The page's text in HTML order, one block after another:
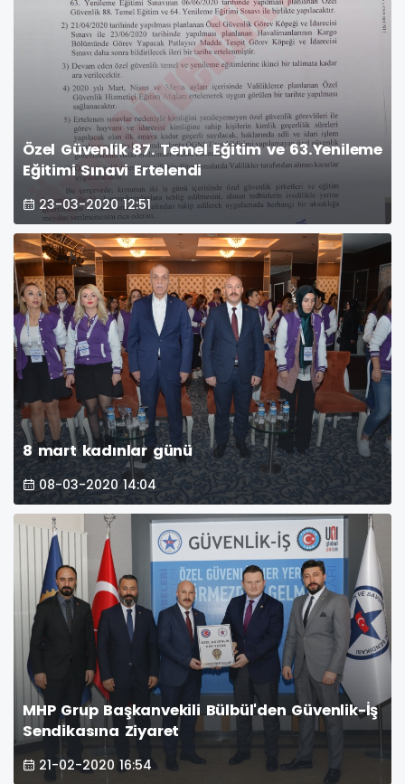
Özel Güvenlik 87. Temel Eğitim ve 63.Yenileme
Eğitimi Sınavi Ertelendi
23-03-2020 12:51
8 mart kadınlar günü
08-03-2020 14:04
MHP Grup Başkanvekili Bülbül'den Güvenlik-İş
Sendikasına Ziyaret
21-02-2020 16:54